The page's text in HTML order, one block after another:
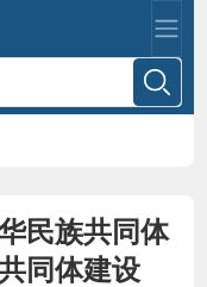
民族共同体
同体建设